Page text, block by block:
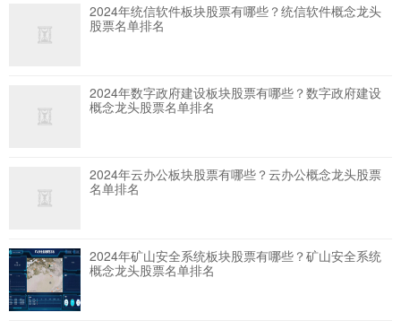
2024年统信软件板块股票有哪些？统信软件概念龙头
股票名单排名
2024年数字政府建设板块股票有哪些？数字政府建设
概念龙头股票名单排名
2024年云办公板块股票有哪些？云办公概念龙头股票
名单排名
2024年矿山安全系统板块股票有哪些？矿山安全系统
概念龙头股票名单排名